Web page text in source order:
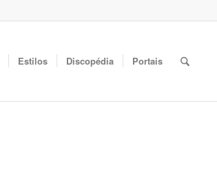
Estilos Discopédia Portais